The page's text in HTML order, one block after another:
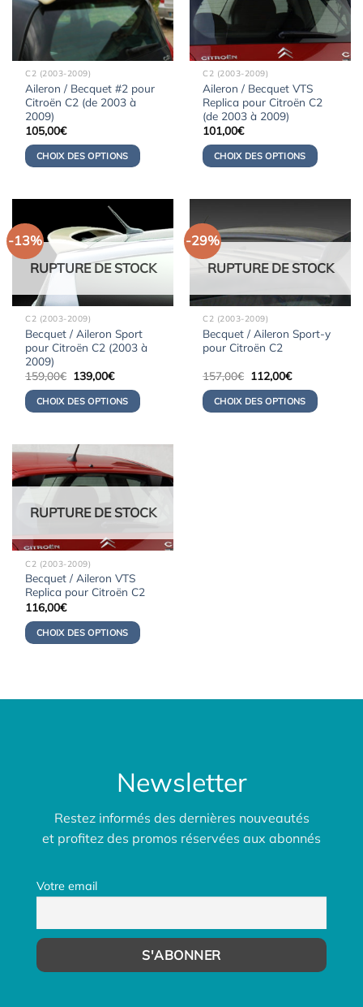
C2 (2003-2009)
Aileron / Becquet #2 pour
Citroën C2 (de 2003 à
2009)
105,00€
CHOIX DES OPTIONS
C2 (2003-2009)
Aileron / Becquet VTS
Replica pour Citroën C2
(de 2003 à 2009)
101,00€
CHOIX DES OPTIONS
-13%
RUPTURE DE STOCK
C2 (2003-2009)
Becquet / Aileron Sport
pour Citroën C2 (2003 à
2009)
159,00€ Le
initial
était :
159,00€.
139,00€Le
actuel
est :
139,00€.
CHOIX DES OPTIONS
-29%
RUPTURE DE STOCK
C2 (2003-2009)
Becquet / Aileron Sport-y
pour Citroën C2
157,00€ Le
initial
était :
157,00€.
112,00€Le
actuel
est :
112,00€.
CHOIX DES OPTIONS
RUPTURE DE STOCK
C2 (2003-2009)
Becquet / Aileron VTS
Replica pour Citroën C2
116,00€
CHOIX DES OPTIONS
Newsletter
Restez informés des dernières nouveautés
et profitez des promos réservées aux abonnés
Votre email